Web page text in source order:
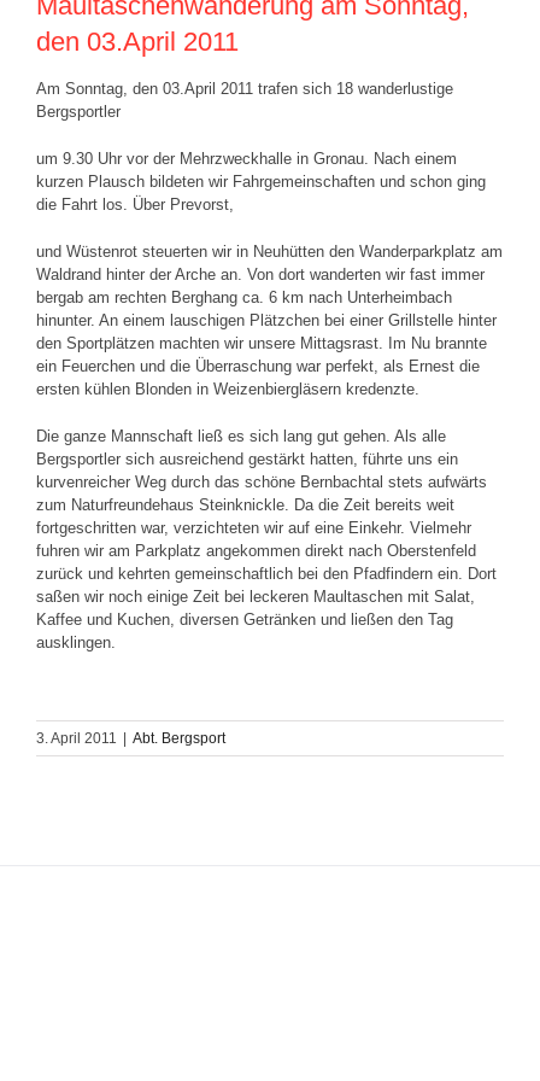
den 03.April 2011
Am Sonntag, den 03.April 2011 trafen sich 18 wanderlustige
Bergsportler
um 9.30 Uhr vor der Mehrzweckhalle in Gronau. Nach einem
kurzen Plausch bildeten wir Fahrgemeinschaften und schon ging
die Fahrt los. Über Prevorst,
und Wüstenrot steuerten wir in Neuhütten den Wanderparkplatz am
Waldrand hinter der Arche an. Von dort wanderten wir fast immer
bergab am rechten Berghang ca. 6 km nach Unterheimbach
hinunter. An einem lauschigen Plätzchen bei einer Grillstelle hinter
den Sportplätzen machten wir unsere Mittagsrast. Im Nu brannte
ein Feuerchen und die Überraschung war perfekt, als Ernest die
ersten kühlen Blonden in Weizenbiergläsern kredenzte.
Die ganze Mannschaft ließ es sich lang gut gehen. Als alle
Bergsportler sich ausreichend gestärkt hatten, führte uns ein
kurvenreicher Weg durch das schöne Bernbachtal stets aufwärts
zum Naturfreundehaus Steinknickle. Da die Zeit bereits weit
fortgeschritten war, verzichteten wir auf eine Einkehr. Vielmehr
fuhren wir am Parkplatz angekommen direkt nach Oberstenfeld
zurück und kehrten gemeinschaftlich bei den Pfadfindern ein. Dort
saßen wir noch einige Zeit bei leckeren Maultaschen mit Salat,
Kaffee und Kuchen, diversen Getränken und ließen den Tag
ausklingen.
3. April 2011 Abt. Bergsport